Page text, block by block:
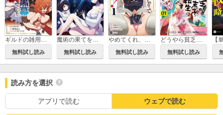
ギルドの雑用係が真の黒幕でした
無料試し読み
魔術の果てを求める大魔術師
無料試し読み
やめてくれ、強いのは俺じゃなくて剣なんだ……！
無料試し読み
どうやら貧乏男爵家の末っ子に転生したらしいです
無料試し読み
読み方を選択
アプリで読む ウェブで読む